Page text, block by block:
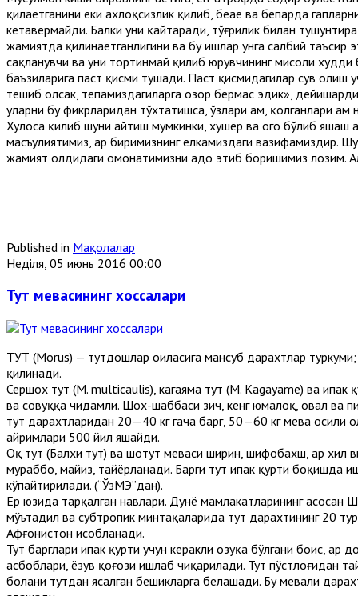
қилаётганини ёки ахлоқсизлик қилиб, беҳаё ва бепарда
кетавермайди. Балки уни қайтаради, тўғрилик билан
жамиятда қилинаётганлигини ва бу ишлар унга салбий таъсир
сақланувчи ва уни тортинмай қилиб юрувчининг мисоли
баъзиларига паст қисми тушади. Паст қисмидагилар сув олиш
тешиб олсак, тепамиздагиларга озор бермас эдик»,
уларни бу фикрларидан тўхтатишса, ўзлари ҳам, қолганлари
Хулоса қилиб шуни айтиш мумкинки, хушёр ва огоҳ бўлиб
масъулиятимиз, ҳар биримизнинг елкамиздаги вазифамиздир.
жамият олдидаги омонатимизни адо этиб боришимиз лозим.
Published in Мақолалар
Неділя, 05 июнь 2016 00:00
Тут мевасининг хоссалари
ТУТ (Morus) — тутдошлар оиласига мансуб дарахтлар
қилинади.
Сершох тут (М. multicaulis), кагаяма тут (M. Kagayame) ва ипак
ва совуққа чидамли. Шох-шаббаси зич, кенг юмалоқ, овал ва
тут дарахтларидан 20—40 кг гача барг, 50—60 кг мева ҳосили
айримлари 500 йил яшайди.
Оқ тут (Балхи тут) ва шотут меваси ширин, шифобахш, ҳар хил
мураббо, майиз, тайёрланади. Барги тут ипак қурти боқишда
кўпайтирилади. (“ЎзМЭ”дан).
Ер юзида тарқалган навлари. Дунё мамлакатларининг
мўътадил ва субтропик минтақаларида тут дарахтининг 20
Афғонистон ҳисобланади.
Тут барглари ипак қурти учун керакли озуқа бўлгани боис,
асбоблари, ёзув қоғози ишлаб чиқарилади. Тут пўстлоғидан
болани тутдан ясалган бешикларга белашади. Бу мевали